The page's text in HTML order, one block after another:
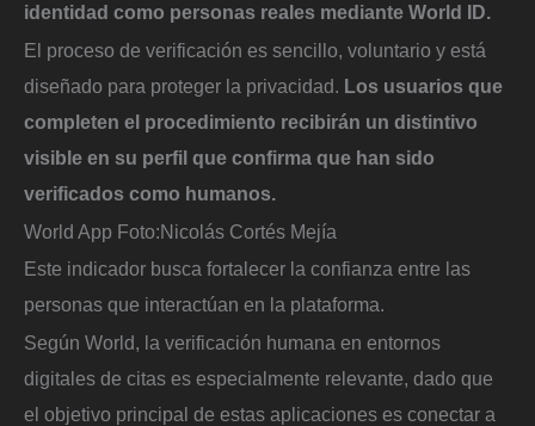
identidad como personas reales mediante World ID.
El proceso de verificación es sencillo, voluntario y está
diseñado para proteger la privacidad. Los usuarios que
completen el procedimiento recibirán un distintivo
visible en su perfil que confirma que han sido
verificados como humanos.
World App Foto:Nicolás Cortés Mejía
Este indicador busca fortalecer la confianza entre las
personas que interactúan en la plataforma.
Según World, la verificación humana en entornos
digitales de citas es especialmente relevante, dado que
el objetivo principal de estas aplicaciones es conectar a